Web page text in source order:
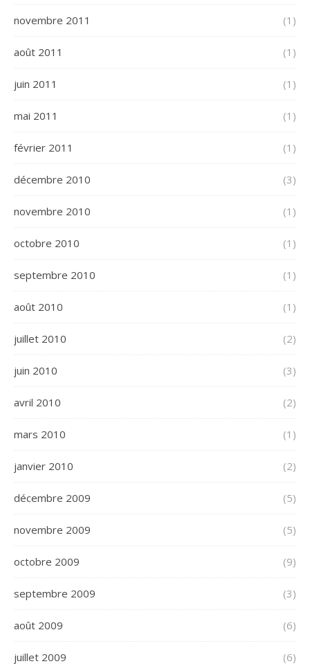
novembre 2011 (1)
août 2011 (1)
juin 2011 (1)
mai 2011 (1)
février 2011 (1)
décembre 2010 (3)
novembre 2010 (1)
octobre 2010 (1)
septembre 2010 (1)
août 2010 (1)
juillet 2010 (2)
juin 2010 (3)
avril 2010 (2)
mars 2010 (1)
janvier 2010 (2)
décembre 2009 (5)
novembre 2009 (5)
octobre 2009 (9)
septembre 2009 (3)
août 2009 (6)
juillet 2009 (6)